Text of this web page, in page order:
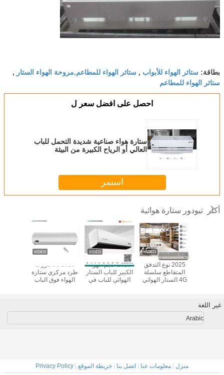
بطاقة: ستائر الهواء للأبواب , ستائر الهواء للمطاعم,مروحة الهواء الستار ,
ستائر الهواء للمطاعم
احصل على افضل سعر ل
ستارة هواء صناعية شديدة التحمل للباب
العالي أو الرياح الكبيرة من البيئة
استمر
أكثر تيودور ستارة هوائية
2025 S6 مروحة
طرد مركزي ستارة
الهواء فوق الباب
توفير الطاقة AC
2025 حجم الهواء
الكبير للباب الستار
الهوائي للباب في
2025 نوع التدفق
المتقاطع سلسلة
4G الستار الهوائي
غير اللغة
Arabic
منزل معلومات عنا اتصل بنا خريطة الموقع Privacy Policy